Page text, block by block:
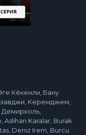
Кёкенли, Бану
Керемджем,
Karalar, Burak
Deniz Irem, Burcu